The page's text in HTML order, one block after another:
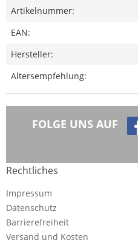
Artikelnummer:
EAN:
Hersteller:
Altersempfehlung:
FOLGE UNS AUF
Rechtliches
Impressum
Datenschutz
Barrierefreiheit
Versand und Kosten